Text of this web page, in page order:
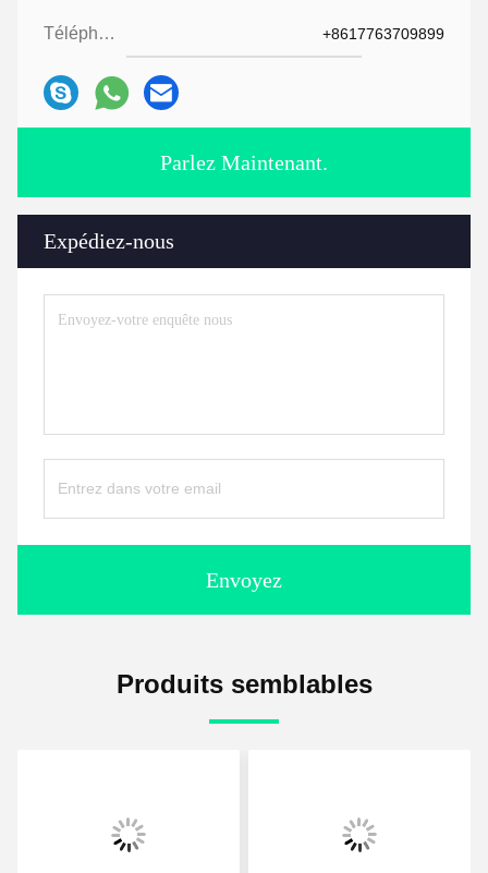
Téléphone: +8617763709899
Parlez Maintenant.
Expédiez-nous
Envoyez
Produits semblables